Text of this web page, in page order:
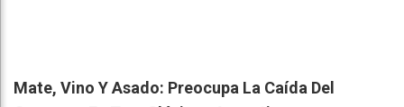
Mate, Vino Y Asado: Preocupa La Caída Del